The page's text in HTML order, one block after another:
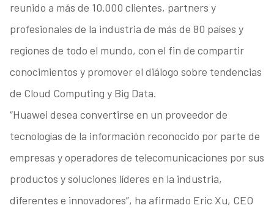
reunido a más de 10.000 clientes, partners y
profesionales de la industria de más de 80 países y
regiones de todo el mundo, con el fin de compartir
conocimientos y promover el diálogo sobre tendencias
de Cloud Computing y Big Data.
“Huawei desea convertirse en un proveedor de
tecnologías de la información reconocido por parte de
empresas y operadores de telecomunicaciones por sus
productos y soluciones líderes en la industria,
diferentes e innovadores”, ha afirmado Eric Xu, CEO